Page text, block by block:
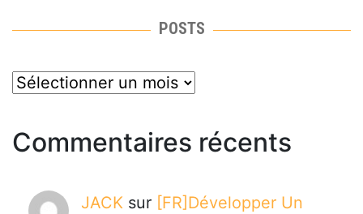
POSTS
posts
Commentaires récents
JACK sur [FR]Développer Un